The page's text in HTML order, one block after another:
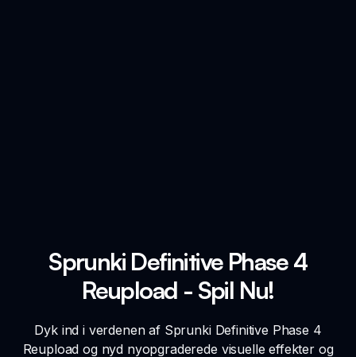
Sprunki Definitive Phase 4
Reupload - Spil Nu!
Dyk ind i verdenen af Sprunki Definitive Phase 4
Reupload og nyd nyopgraderede visuelle effekter og